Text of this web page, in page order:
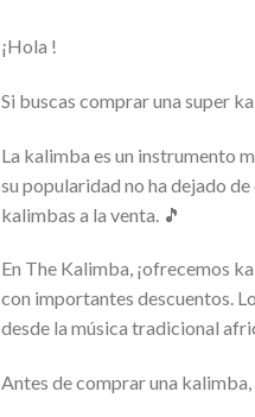
¡Hola !
Si buscas comprar una super
La kalimba es un instrumento
su popularidad no ha dejado
kalimbas a la venta. 🎵
En The Kalimba, ¡ofrecemos
con importantes descuentos.
desde la música tradicional
Antes de comprar una